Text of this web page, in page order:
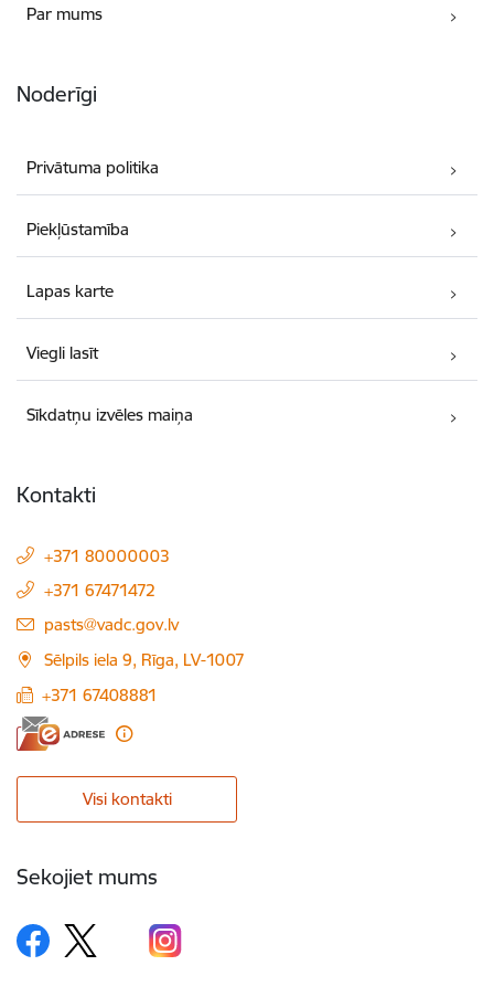
Par mums
Noderīgi
Privātuma politika
Piekļūstamība
Lapas karte
Viegli lasīt
Sīkdatņu izvēles maiņa
Kontakti
+371 80000003
+371 67471472
E-pasts:
pasts@vadc.gov.lv
Sēlpils iela 9, Rīga, LV-1007
+371 67408881
Visi kontakti
Sekojiet mums